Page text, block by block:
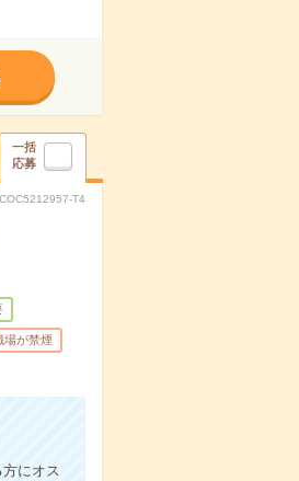
一括
応募
T4
場が禁煙
にオス